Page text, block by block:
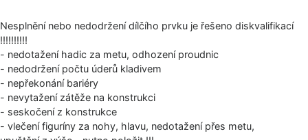
Nesplnění nebo nedodržení dílčího prvku je řešeno diskvalifikací
!!!!!!!!!!
- nedotažení hadic za metu, odhození proudnic
- nedodržení počtu úderů kladivem
- nepřekonání bariéry
- nevytažení zátěže na konstrukci
- seskočení z konstrukce
- vlečení figuríny za nohy, hlavu, nedotažení přes metu,